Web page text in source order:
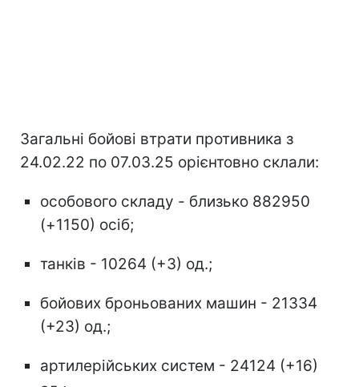
Загальні бойові втрати противника з
24.02.22 по 07.03.25 орієнтовно склали:
особового складу - близько 882950
(+1150) осіб;
танків - 10264 (+3) од.;
бойових броньованих машин - 21334
(+23) од.;
артилерійських систем - 24124 (+16)